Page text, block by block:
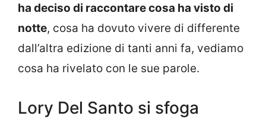
ha deciso di raccontare cosa ha visto di
notte, cosa ha dovuto vivere di differente
dall’altra edizione di tanti anni fa, vediamo
cosa ha rivelato con le sue parole.
Lory Del Santo si sfoga